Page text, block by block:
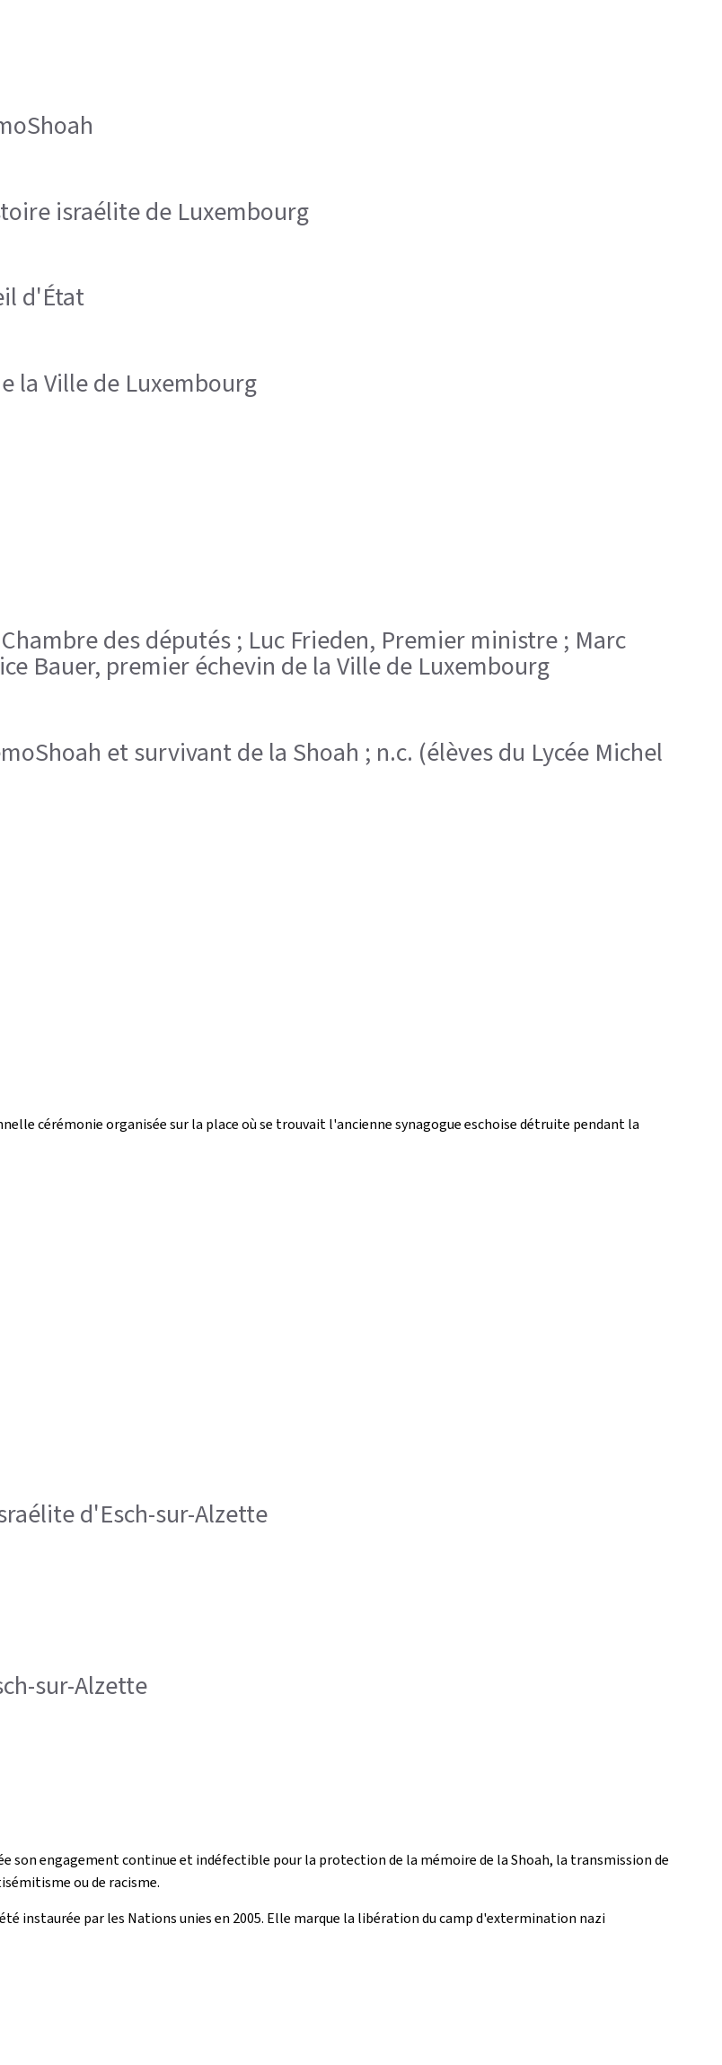
israélite de Luxembourg
d'État
la Ville de Luxembourg
des députés ; Luc Frieden, Premier ministre ; Marc
Bauer, premier échevin de la Ville de Luxembourg
et survivant de la Shoah ; n.c. (élèves du Lycée Michel
cérémonie organisée sur la place où se trouvait l'ancienne synagogue eschoise détruite pendant la
d'Esch-sur-Alzette
sur-Alzette
engagement continue et indéfectible pour la protection de la mémoire de la Shoah, la transmission de
ou de racisme.
instaurée par les Nations unies en 2005. Elle marque la libération du camp d'extermination nazi